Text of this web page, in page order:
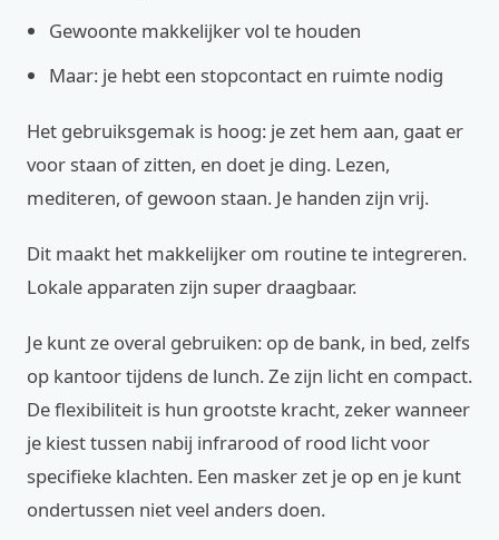
Gewoonte makkelijker vol te houden
Maar: je hebt een stopcontact en ruimte nodig
Het gebruiksgemak is hoog: je zet hem aan, gaat er
voor staan of zitten, en doet je ding. Lezen,
mediteren, of gewoon staan. Je handen zijn vrij.
Dit maakt het makkelijker om routine te integreren.
Lokale apparaten zijn super draagbaar.
Je kunt ze overal gebruiken: op de bank, in bed, zelfs
op kantoor tijdens de lunch. Ze zijn licht en compact.
De flexibiliteit is hun grootste kracht, zeker wanneer
je kiest tussen nabij infrarood of rood licht voor
specifieke klachten. Een masker zet je op en je kunt
ondertussen niet veel anders doen.